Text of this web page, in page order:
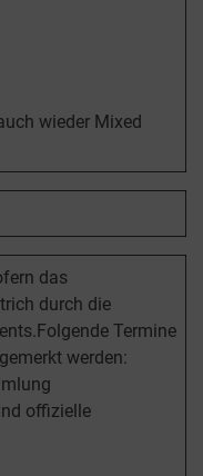
wieder Mixed
das
durch die
Termine
werden:
offizielle